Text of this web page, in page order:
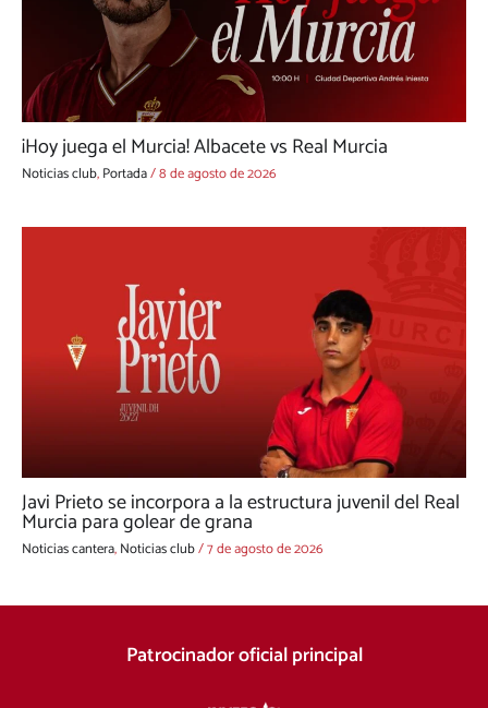
¡Hoy juega el Murcia! Albacete vs Real Murcia
Noticias club,Portada/8 de agosto de 2026
Javi Prieto se incorpora a la estructura juvenil del Real
Murcia para golear de grana
Noticias cantera,Noticias club/7 de agosto de 2026
Patrocinador oficial principal